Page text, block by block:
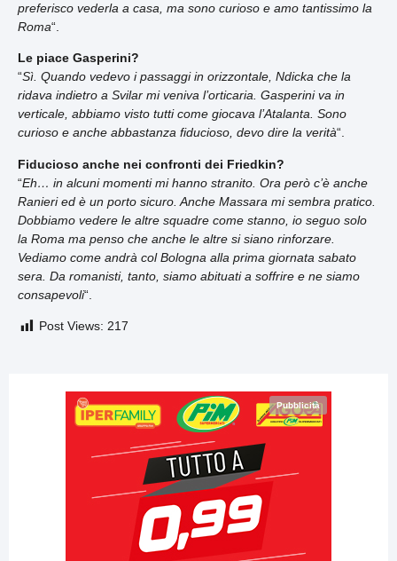
preferisco vederla a casa, ma sono curioso e amo tantissimo la
Roma“.
Le piace Gasperini?
“Sì. Quando vedevo i passaggi in orizzontale, Ndicka che la
ridava indietro a Svilar mi veniva l’orticaria. Gasperini va in
verticale, abbiamo visto tutti come giocava l’Atalanta. Sono
curioso e anche abbastanza fiducioso, devo dire la verità“.
Fiducioso anche nei confronti dei Friedkin?
“Eh… in alcuni momenti mi hanno stranito. Ora però c’è anche
Ranieri ed è un porto sicuro. Anche Massara mi sembra pratico.
Dobbiamo vedere le altre squadre come stanno, io seguo solo
la Roma ma penso che anche le altre si siano rinforzare.
Vediamo come andrà col Bologna alla prima giornata sabato
sera. Da romanisti, tanto, siamo abituati a soffrire e ne siamo
consapevoli“.
Post Views: 217
Pubblicità